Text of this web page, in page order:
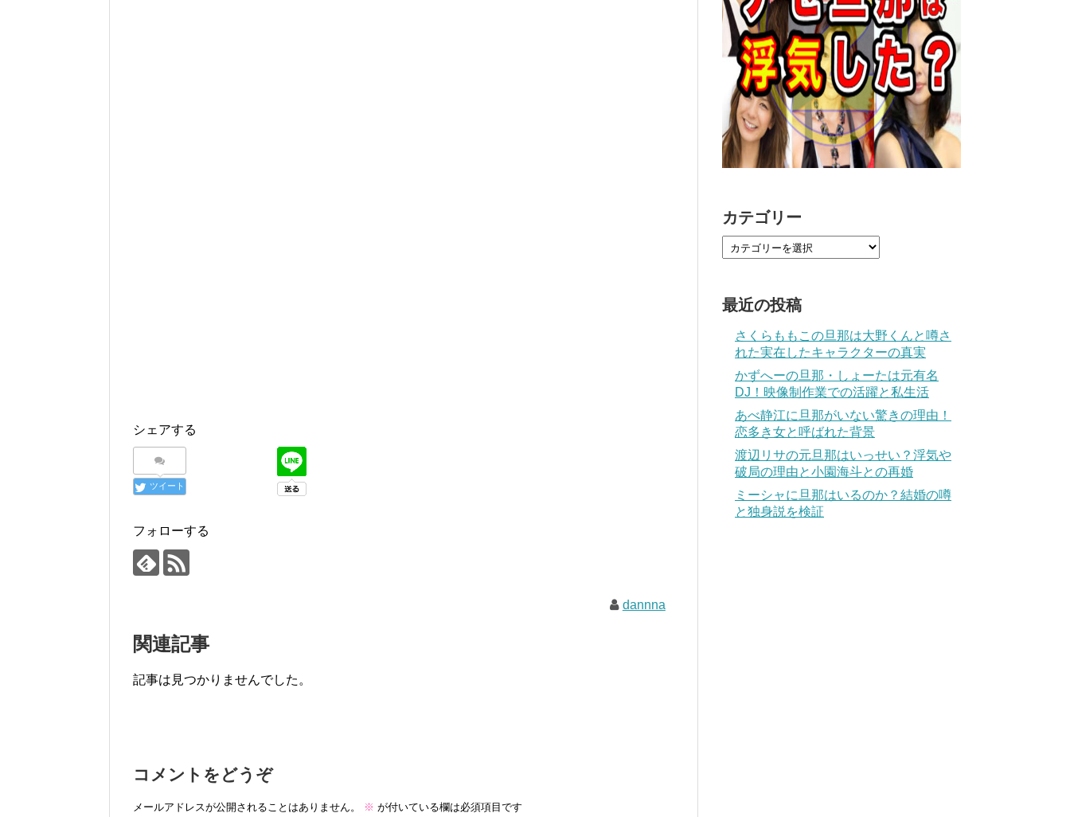
シェアする
ツイート
フォローする
dannna
関連記事
記事は見つかりませんでした。
コメントをどうぞ
メールアドレスが公開されることはありません。 ※ が付いている欄は必須項目です
カテゴリー
最近の投稿
さくらももこの旦那は大野くんと噂さ
れた実在したキャラクターの真実
かずへーの旦那・しょーたは元有名
DJ！映像制作業での活躍と私生活
あべ静江に旦那がいない驚きの理由！
恋多き女と呼ばれた背景
渡辺リサの元旦那はいっせい？浮気や
破局の理由と小園海斗との再婚
ミーシャに旦那はいるのか？結婚の噂
と独身説を検証